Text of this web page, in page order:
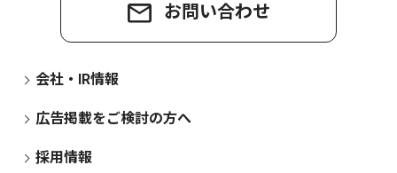
お問い合わせ
会社・IR情報
広告掲載をご検討の方へ
採用情報